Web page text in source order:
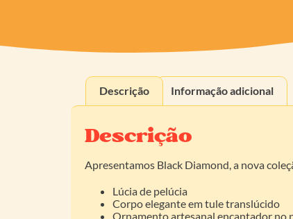
Descrição Informação adicional
Descrição
Apresentamos Black Diamond, a nova
Lúcia de pelúcia
Corpo elegante em tule translúcido
Ornamento artesanal encantador no